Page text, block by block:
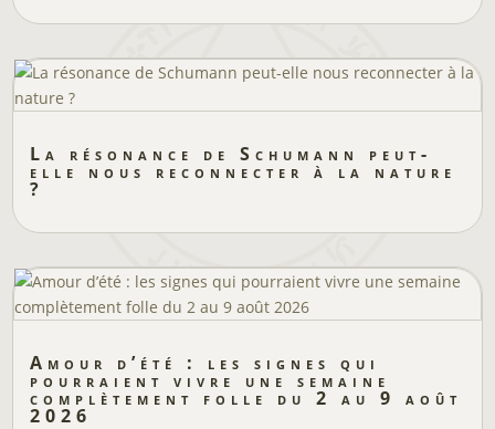
La résonance de Schumann peut-
elle nous reconnecter à la nature
?
Amour d’été : les signes qui
pourraient vivre une semaine
complètement folle du 2 au 9 août
2026